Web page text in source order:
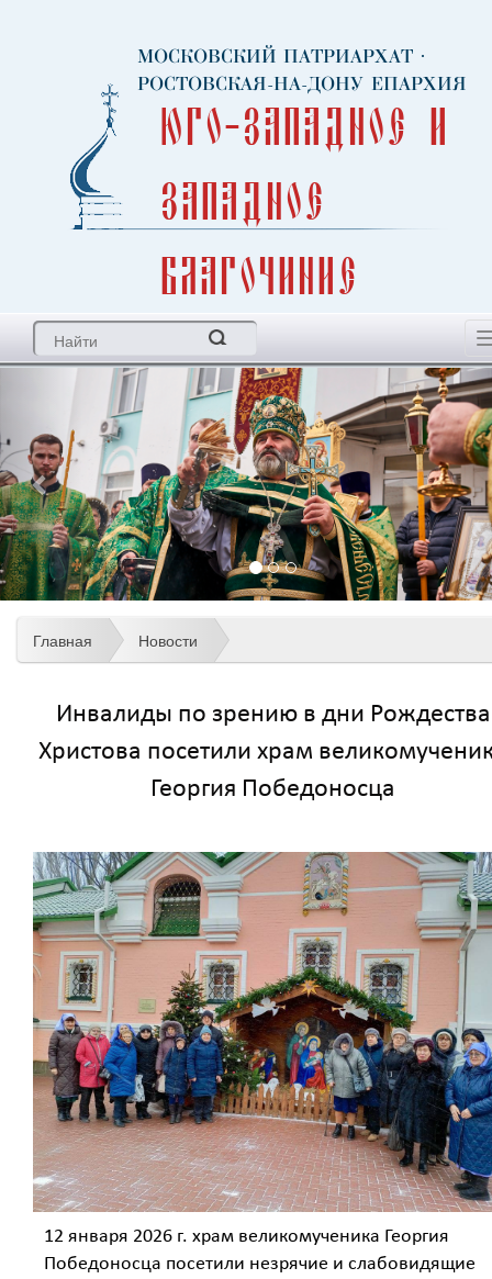
МОСКОВСКИЙ ПАТРИАРХАТ ·
РОСТОВСКАЯ-НА-ДОНУ ЕПАРХИЯ
Юго-Западное и
Западное
благочиние
Главная Новости
Инвалиды по зрению в дни Рождества
Христова посетили храм
Георгия Победоносца
12 января 2026 г. храм великомученика Георгия
Победоносца посетили незрячие и слабовидящие